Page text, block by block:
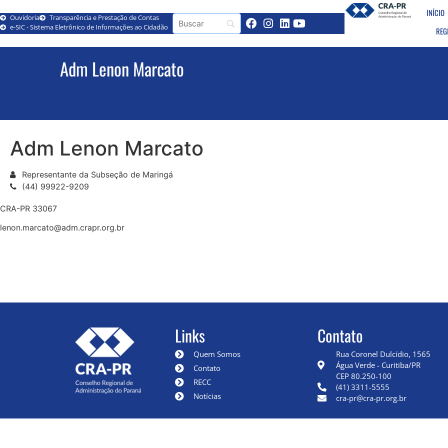
Ouvidoria
Transparência e Prestação de Contas
e-SIC - Sistema Eletrônico de Informações ao Cidadão
INÍCIO
Adm Lenon Marcato
Adm Lenon Marcato
Representante da Subseção de Maringá
(44) 99922-9209
CRA-PR 33067
lenon.marcato@adm.crapr.org.br
Links
Quem Somos
Contato
RECC
Notícias
Contato
Rua Coronel Dulcídio, 1565
Água Verde - Curitiba/PR
CEP 80.250-100
(41) 3311-5555
cra-pr@cra-pr.org.br